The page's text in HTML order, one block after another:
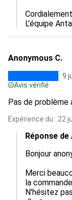
L’équipe
Anonymous C.
9
Avis vérifié
Pas de problème
Expérience du : 22
Réponse
Bonjour
Merci
la
N'hésitez